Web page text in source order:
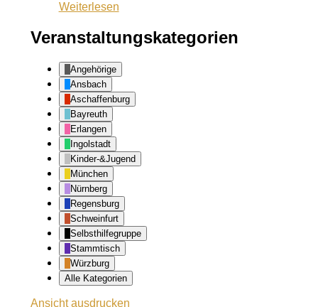
Weiterlesen
Veranstaltungskategorien
Angehörige
Ansbach
Aschaffenburg
Bayreuth
Erlangen
Ingolstadt
Kinder-&Jugend
München
Nürnberg
Regensburg
Schweinfurt
Selbsthilfegruppe
Stammtisch
Würzburg
Alle Kategorien
Ansichtausdrucken